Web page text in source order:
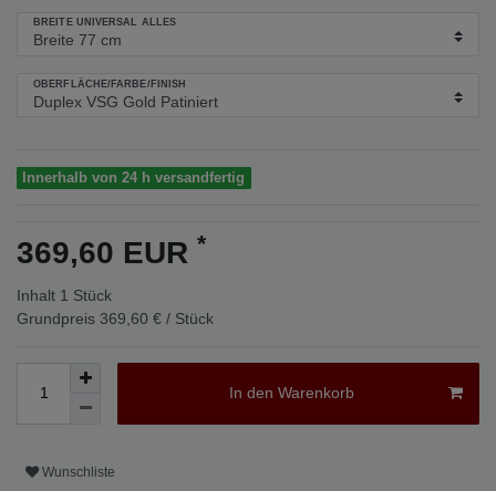
BREITE UNIVERSAL ALLES
OBERFLÄCHE/FARBE/FINISH
Innerhalb von 24 h versandfertig
369,60 EUR *
Inhalt 1 Stück
Grundpreis 369,60 € / Stück
In den Warenkorb
Wunschliste